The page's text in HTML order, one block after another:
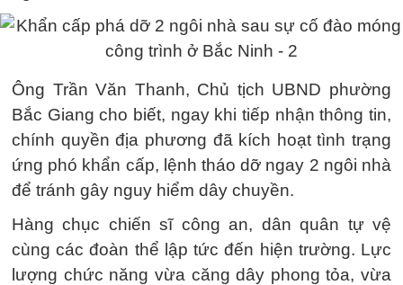
Ông Trần Văn Thanh, Chủ tịch UBND phường
Bắc Giang cho biết, ngay khi tiếp nhận thông tin,
chính quyền địa phương đã kích hoạt tình trạng
ứng phó khẩn cấp, lệnh tháo dỡ ngay 2 ngôi nhà
để tránh gây nguy hiểm dây chuyền.
Hàng chục chiến sĩ công an, dân quân tự vệ
cùng các đoàn thể lập tức đến hiện trường. Lực
lượng chức năng vừa căng dây phong tỏa, vừa